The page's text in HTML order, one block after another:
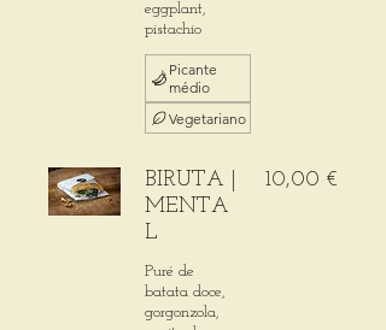
eggplant,
pistachio
Picante
médio
Vegetariano
BIRUTA |
MENTA
L
Puré de
batata doce,
gorgonzola,
10,00 €